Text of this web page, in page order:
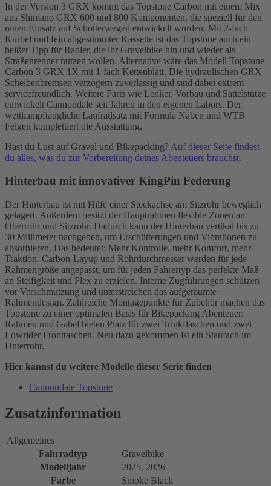
In der Version 3 GRX kommt das Topstone Carbon mit einem Mix
aus Shimano GRX 600 und 800 Komponenten, die speziell für den
rauen Einsatz auf Schotterwegen entwickelt wurden. Mit 2-fach
Kurbel und fein abgestimmter Kassette ist das Topstone auch ein
heißer Tipp für Radler, die ihr Gravelbike hin und wieder als
Straßenrenner nutzen wollen. Alternative wäre das Modell Topstone
Carbon 3 GRX 1X mit 1-fach Kettenblatt. Die hydraulischen GRX
Scheibenbremsen verzögern zuverlässig und sind dabei extrem
servicefreundlich. Weitere Parts wie Lenker, Vorbau und Sattelstütze
entwickelt Cannondale seit Jahren in den eigenen Labors. Der
wettkampftaugliche Laufradsatz mit Formula Naben und WTB
Felgen komplettiert die Ausstattung.
Hast du Lust auf Gravel und Bikepacking? Auf dieser Seite findest
du alles, was du zur Vorbereitung deines Abenteuers brauchst.
Hinterbau mit innovativer KingPin Federung
Der Hinterbau ist mit Hilfe einer Steckachse am Sitzrohr beweglich
gelagert. Außerdem besitzt der Hauptrahmen flexible Zonen an
Oberrohr und Sitzrohr. Dadurch kann der Hinterbau vertikal bis zu
30 Millimeter nachgeben, um Erschütterungen und Vibrationen zu
absorbieren. Das bedeutet: Mehr Kontrolle, mehr Komfort, mehr
Traktion. Carbon-Layup und Rohrdurchmesser werden für jede
Rahmengröße angepasst, um für jeden Fahrertyp das perfekte Maß
an Steifigkeit und Flex zu erzielen. Interne Zugführungen schützen
vor Verschmutzung und unterstreichen das aufgeräumte
Rahmendesign. Zahlreiche Montagepunkte für Zubehör machen das
Topstone zu einer optimalen Basis für Bikepacking Abenteuer:
Rahmen und Gabel bieten Platz für zwei Trinkflaschen und zwei
Lowrider Fronttaschen. Neu dazu gekommen ist ein Staufach im
Unterrohr.
Hier kannst du weitere Modelle dieser Serie finden
Cannondale Topstone
Zusatzinformation
Allgemeines
Fahrradtyp
Gravelbike
Modelljahr
2025, 2026
Farbe
Smoke Black